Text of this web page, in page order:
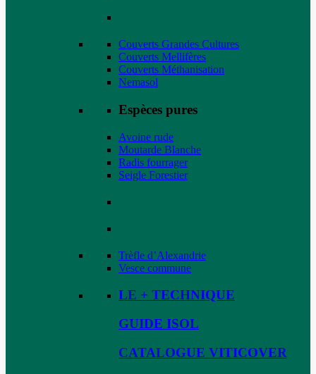
Couverts Grandes Cultures
Couverts Mellifères
Couverts Méthanisation
Nemasol
Espèces pures
Avoine rude
Moutarde Blanche
Radis fourrager
Seigle Forestier
Trèfle d’Alexandrie
Vesce commune
LE + TECHNIQUE
GUIDE ISOL
CATALOGUE VITICOVER